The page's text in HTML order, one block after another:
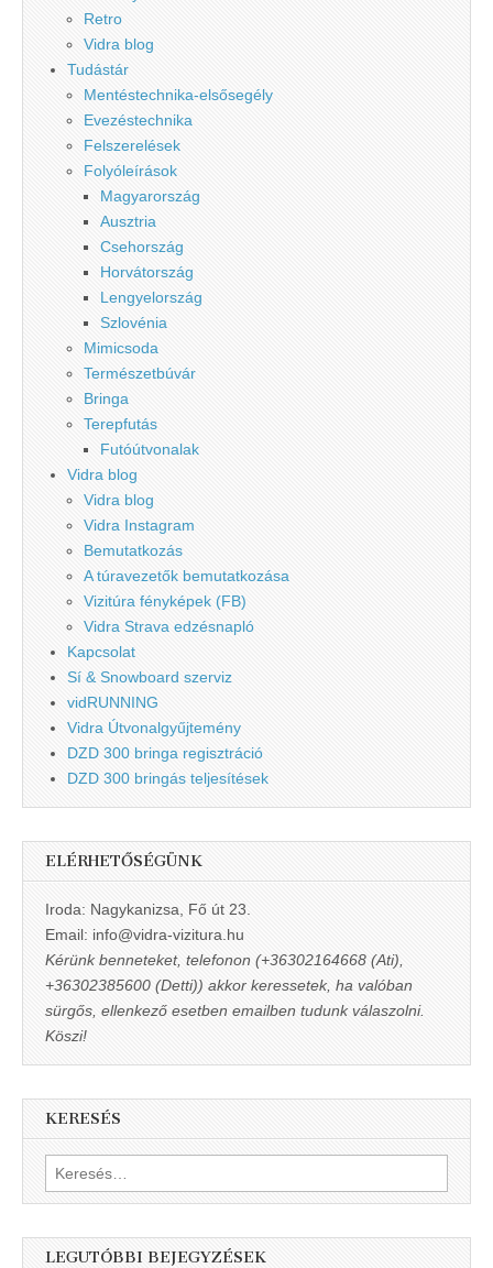
Retro
Vidra blog
Tudástár
Mentéstechnika-elsősegély
Evezéstechnika
Felszerelések
Folyóleírások
Magyarország
Ausztria
Csehország
Horvátország
Lengyelország
Szlovénia
Mimicsoda
Természetbúvár
Bringa
Terepfutás
Futóútvonalak
Vidra blog
Vidra blog
Vidra Instagram
Bemutatkozás
A túravezetők bemutatkozása
Vizitúra fényképek (FB)
Vidra Strava edzésnapló
Kapcsolat
Sí & Snowboard szerviz
vidRUNNING
Vidra Útvonalgyűjtemény
DZD 300 bringa regisztráció
DZD 300 bringás teljesítések
ELÉRHETŐSÉGÜNK
Iroda: Nagykanizsa, Fő út 23.
Email: info@vidra-vizitura.hu
Kérünk benneteket, telefonon (+36302164668 (Ati),
+36302385600 (Detti)) akkor keressetek, ha valóban
sürgős, ellenkező esetben emailben tudunk válaszolni.
Köszi!
KERESÉS
Keresés:
LEGUTÓBBI BEJEGYZÉSEK